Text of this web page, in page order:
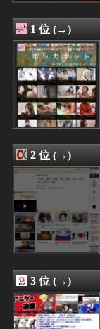
08/10 00:00
08/10 00:00
08/10 00:00
08/10 00:00
08/10 00:00
08/10 00:00
08/10 00:00
08/10 00:00
08/09 23:59
08/09 23:58
08/09 23:58
08/09 23:58
08/09 23:57
08/09 23:55
08/09 23:53
08/09 23:52
08/09 23:50
08/09 23:48
08/09 23:45
08/09 23:45
08/09 23:45
08/09 23:45
08/09 23:42
1 位 (→)
2 位 (→)
3 位 (→)